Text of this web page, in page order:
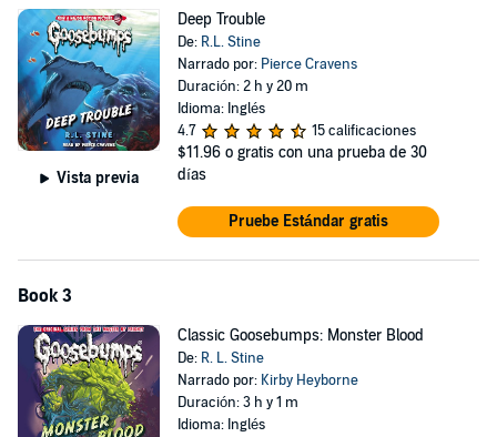
Vista previa
Deep Trouble
De: R.L. Stine
Narrado por: Pierce Cravens
Duración: 2 h y 20 m
Idioma: Inglés
4.7
15 calificaciones
$11.96 o gratis con una prueba de 30
días
Pruebe Estándar gratis
Book 3
Classic Goosebumps: Monster Blood
De: R. L. Stine
Narrado por: Kirby Heyborne
Duración: 3 h y 1 m
Idioma: Inglés